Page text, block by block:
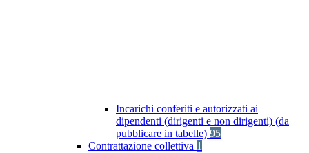
Incarichi conferiti e autorizzati ai
dipendenti (dirigenti e non dirigenti) (da
pubblicare in tabelle) 95
Contrattazione collettiva 1